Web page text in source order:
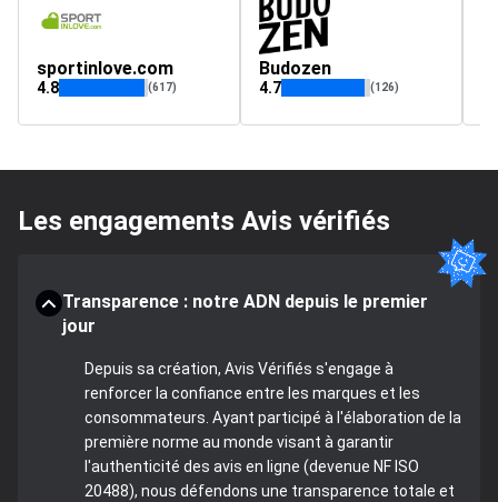
sportinlove.com
4.8 (617)
Budozen
4.7 (126)
Les engagements Avis vérifiés
Transparence : notre ADN depuis le premier
jour
Depuis sa création, Avis Vérifiés s'engage à
renforcer la confiance entre les marques et les
consommateurs. Ayant participé à l'élaboration de la
première norme au monde visant à garantir
l'authenticité des avis en ligne (devenue NF ISO
20488), nous défendons une transparence totale et